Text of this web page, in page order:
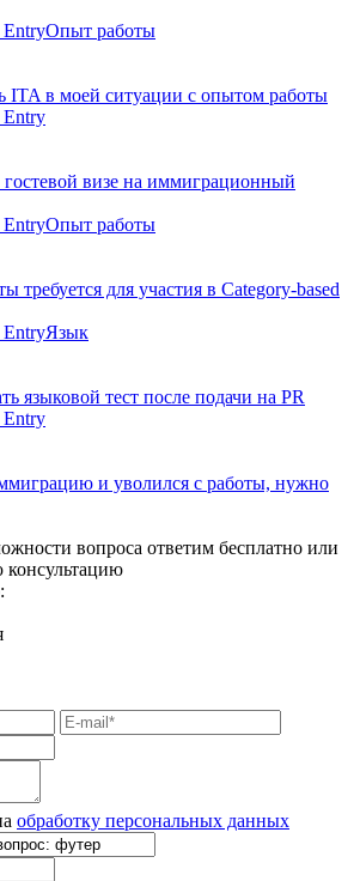
EntryОпыт работы
ITA в моей ситуации с опытом работы
Entry
гостевой визе на иммиграционный
EntryОпыт работы
требуется для участия в Category-based
EntryЯзык
языковой тест после подачи на PR
Entry
и уволился с работы, нужно
вопроса ответим бесплатно или
обработку персональных данных